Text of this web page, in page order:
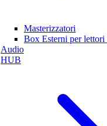
Masterizzatori
Box Esterni per lettori
Audio
HUB